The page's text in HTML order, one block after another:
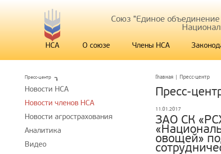
Союз "Единое
НСА О союзе Члены НСА
Главная | Пресс-центр
Пресс-
11.01.2017
ЗАО СК
овощей»
Пресс-центр
Новости НСА
Новости членов НСА
Новости агрострахования
Аналитика
Видео